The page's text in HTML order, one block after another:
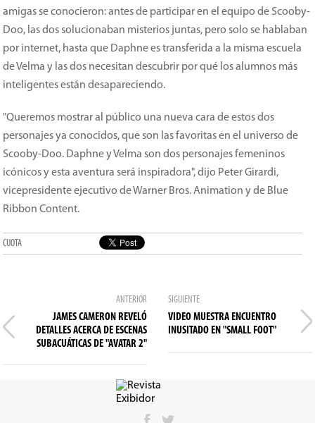
amigas se conocieron: antes de participar en el equipo de Scooby-
Doo, las dos solucionaban misterios juntas, pero solo se hablaban
por internet, hasta que Daphne es transferida a la misma escuela
de Velma y las dos necesitan descubrir por qué los alumnos más
inteligentes están desapareciendo.
"Queremos mostrar al público una nueva cara de estos dos
personajes ya conocidos, que son las favoritas en el universo de
Scooby-Doo. Daphne y Velma son dos personajes femeninos
icónicos y esta aventura será inspiradora", dijo Peter Girardi,
vicepresidente ejecutivo de Warner Bros. Animation y de Blue
Ribbon Content.
CUOTA
ANTERIOR
JAMES CAMERON REVELÓ
DETALLES ACERCA DE ESCENAS
SUBACUÁTICAS DE "AVATAR 2"
SIGUIENTE
VIDEO MUESTRA ENCUENTRO
INUSITADO EN "SMALL FOOT"